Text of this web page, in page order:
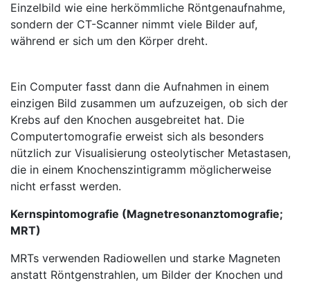
Einzelbild wie eine herkömmliche Röntgenaufnahme,
sondern der CT-Scanner nimmt viele Bilder auf,
während er sich um den Körper dreht.
Ein Computer fasst dann die Aufnahmen in einem
einzigen Bild zusammen um aufzuzeigen, ob sich der
Krebs auf den Knochen ausgebreitet hat. Die
Computertomografie erweist sich als besonders
nützlich zur Visualisierung osteolytischer Metastasen,
die in einem Knochenszintigramm möglicherweise
nicht erfasst werden.
Kernspintomografie (Magnetresonanztomografie;
MRT)
MRTs verwenden Radiowellen und starke Magneten
anstatt Röntgenstrahlen, um Bilder der Knochen und